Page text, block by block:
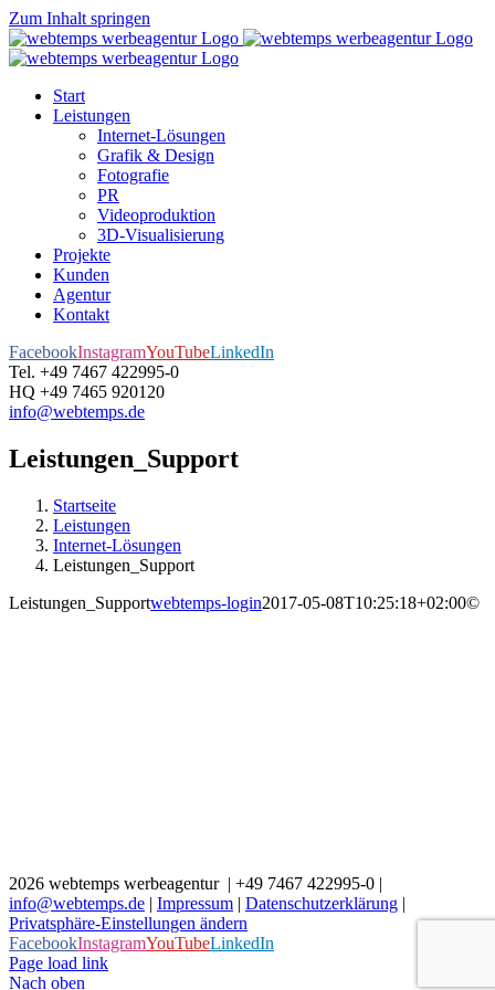
Zum Inhalt springen
Start
Leistungen
Internet-Lösungen
Grafik & Design
Fotografie
PR
Videoproduktion
3D-Visualisierung
Projekte
Kunden
Agentur
Kontakt
FacebookInstagramYouTubeLinkedIn
Tel. +49 7467 422995-0
HQ +49 7465 920120
info@webtemps.de
Leistungen_Support
Startseite
Leistungen
Internet-Lösungen
Leistungen_Support
Leistungen_Supportwebtemps-login2017-05-08T10:25:18+02:00©
2026 webtemps werbeagentur | +49 7467 422995-0 |
info@webtemps.de | Impressum | Datenschutzerklärung |
Privatsphäre-Einstellungen ändern
FacebookInstagramYouTubeLinkedIn
Page load link
Nach oben